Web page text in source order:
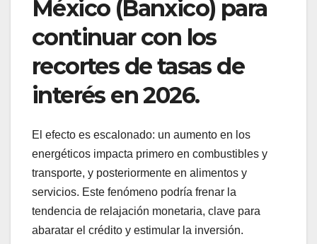
México (Banxico) para
continuar con los
recortes de tasas de
interés en 2026.
El efecto es escalonado: un aumento en los
energéticos impacta primero en combustibles y
transporte, y posteriormente en alimentos y
servicios. Este fenómeno podría frenar la
tendencia de relajación monetaria, clave para
abaratar el crédito y estimular la inversión.